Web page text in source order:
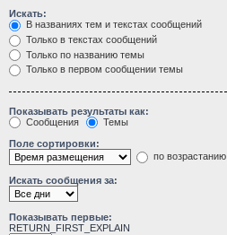
Искать:
В названиях тем и текстах сообщений
Только в текстах сообщений
Только по названию темы
Только в первом сообщении темы
Показывать результаты как:
Сообщения
Темы
Поле сортировки:
по возрастанию
Искать сообщения за:
Показывать первые:
RETURN_FIRST_EXPLAIN